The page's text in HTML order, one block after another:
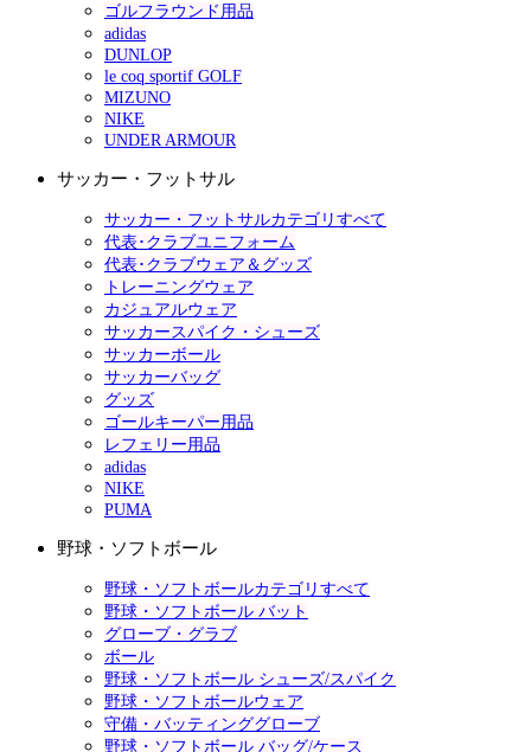
ゴルフラウンド用品
adidas
DUNLOP
le coq sportif GOLF
MIZUNO
NIKE
UNDER ARMOUR
サッカー・フットサル
サッカー・フットサルカテゴリすべて
代表･クラブユニフォーム
代表･クラブウェア＆グッズ
トレーニングウェア
カジュアルウェア
サッカースパイク・シューズ
サッカーボール
サッカーバッグ
グッズ
ゴールキーパー用品
レフェリー用品
adidas
NIKE
PUMA
野球・ソフトボール
野球・ソフトボールカテゴリすべて
野球・ソフトボール バット
グローブ・グラブ
ボール
野球・ソフトボール シューズ/スパイク
野球・ソフトボールウェア
守備・バッティンググローブ
野球・ソフトボール バッグ/ケース